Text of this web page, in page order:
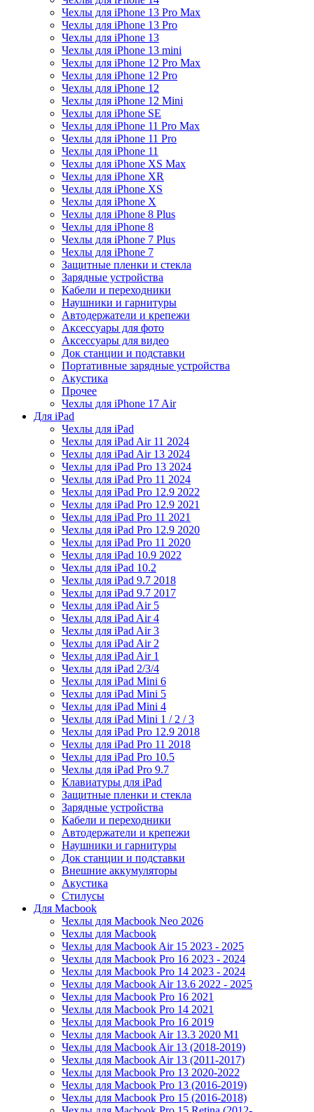
Чехлы для iPhone 13 Pro Max
Чехлы для iPhone 13 Pro
Чехлы для iPhone 13
Чехлы для iPhone 13 mini
Чехлы для iPhone 12 Pro Max
Чехлы для iPhone 12 Pro
Чехлы для iPhone 12
Чехлы для iPhone 12 Mini
Чехлы для iPhone SE
Чехлы для iPhone 11 Pro Max
Чехлы для iPhone 11 Pro
Чехлы для iPhone 11
Чехлы для iPhone XS Max
Чехлы для iPhone XR
Чехлы для iPhone XS
Чехлы для iPhone X
Чехлы для iPhone 8 Plus
Чехлы для iPhone 8
Чехлы для iPhone 7 Plus
Чехлы для iPhone 7
Защитные пленки и стекла
Зарядные устройства
Кабели и переходники
Наушники и гарнитуры
Автодержатели и крепежи
Аксессуары для фото
Аксессуары для видео
Док станции и подставки
Портативные зарядные устройства
Акустика
Прочее
Чехлы для iPhone 17 Air
Для iPad
Чехлы для iPad
Чехлы для iPad Air 11 2024
Чехлы для iPad Air 13 2024
Чехлы для iPad Pro 13 2024
Чехлы для iPad Pro 11 2024
Чехлы для iPad Pro 12.9 2022
Чехлы для iPad Pro 12.9 2021
Чехлы для iPad Pro 11 2021
Чехлы для iPad Pro 12.9 2020
Чехлы для iPad Pro 11 2020
Чехлы для iPad 10.9 2022
Чехлы для iPad 10.2
Чехлы для iPad 9.7 2018
Чехлы для iPad 9.7 2017
Чехлы для iPad Air 5
Чехлы для iPad Air 4
Чехлы для iPad Air 3
Чехлы для iPad Air 2
Чехлы для iPad Air 1
Чехлы для iPad 2/3/4
Чехлы для iPad Mini 6
Чехлы для iPad Mini 5
Чехлы для iPad Mini 4
Чехлы для iPad Mini 1 / 2 / 3
Чехлы для iPad Pro 12.9 2018
Чехлы для iPad Pro 11 2018
Чехлы для iPad Pro 10.5
Чехлы для iPad Pro 9.7
Клавиатуры для iPad
Защитные пленки и стекла
Зарядные устройства
Кабели и переходники
Автодержатели и крепежи
Наушники и гарнитуры
Док станции и подставки
Внешние аккумуляторы
Акустика
Стилусы
Для Macbook
Чехлы для Macbook Neo 2026
Чехлы для Macbook
Чехлы для Macbook Air 15 2023 - 2025
Чехлы для Macbook Pro 16 2023 - 2024
Чехлы для Macbook Pro 14 2023 - 2024
Чехлы для Macbook Air 13.6 2022 - 2025
Чехлы для Macbook Pro 16 2021
Чехлы для Macbook Pro 14 2021
Чехлы для Macbook Pro 16 2019
Чехлы для Macbook Air 13.3 2020 M1
Чехлы для Macbook Air 13 (2018-2019)
Чехлы для Macbook Air 13 (2011-2017)
Чехлы для Macbook Pro 13 2020-2022
Чехлы для Macbook Pro 13 (2016-2019)
Чехлы для Macbook Pro 15 (2016-2018)